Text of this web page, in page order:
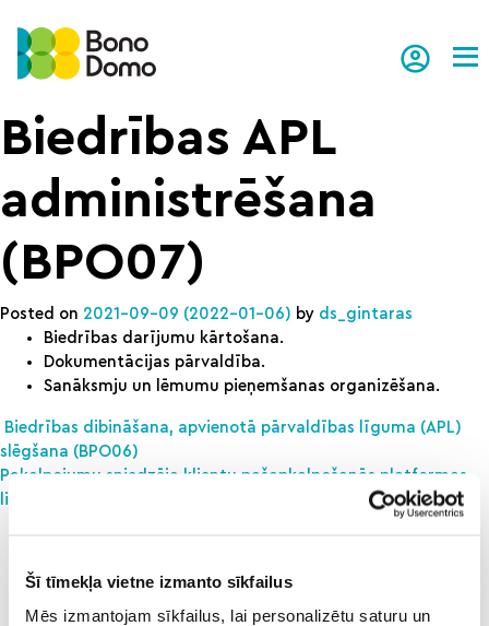
Šī tīmekļa vietne izmanto sīkfailus
Mēs izmantojam sīkfailus, lai personalizētu saturu un
Biedrības APL
administrēšana
(BPO07)
Posted on 2021-09-09 (2022-01-06) by ds_gintaras
Biedrības darījumu kārtošana.
Dokumentācijas pārvaldība.
Sanāksmju un lēmumu pieņemšanas organizēšana.
Post navigation
Biedrības dibināšana, apvienotā pārvaldības līguma (APL)
slēgšana (BPO06)
Pakalpojumu sniedzēja klientu pašapkalpošanās platformas
lietošana (SAAS01)
Recent Posts